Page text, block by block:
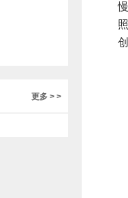
更多 > >